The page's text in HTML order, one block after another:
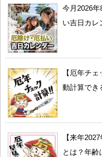
今月2026
い吉日カレ
【厄年チ
動計算でき
【来年
とは？年齢